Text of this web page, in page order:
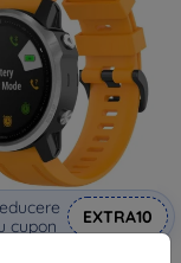
cupon
EXTRA10